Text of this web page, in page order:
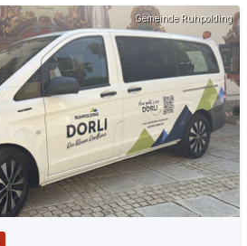
Gemeinde Ruhpolding